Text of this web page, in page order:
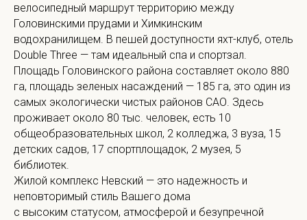
велосипедный маршрут территорию между
Головинскими прудами и Химкинским
водохранилищем. В пешей доступности яхт-клуб, отель
Double Three — там идеальный спа и спортзал.
Площадь Головинского района составляет около 880
га, площадь зеленых насаждений — 185 га, это один из
самых экологически чистых районов САО. Здесь
проживает около 80 тыс. человек, есть 10
общеобразовательных школ, 2 колледжа, 3 вуза, 15
детских садов, 17 спортплощадок, 2 музея, 5
библиотек.
Жилой комплекс Невский — это надежность и
неповторимый стиль Вашего дома
с высоким статусом, атмосферой и безупречной